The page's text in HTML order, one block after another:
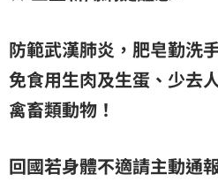
防範武漢肺炎，肥皂勤洗
免食用生肉及生蛋、少去
禽畜類動物！
回國若身體不適請主動通